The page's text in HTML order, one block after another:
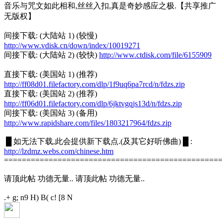
音乐与咒文如此相和,丝丝入扣,真是奇妙感应之极.【共享推广
无版权】
间接下载: (大陆站 1) (较慢)
http://www.vdisk.cn/down/index/10019271
间接下载: (大陆站 2) (较快) http://www.ctdisk.com/file/6155909
直接下载: (美国站 1) (推荐)
http://ff08d01.filefactory.com/dlp/1f9uq6pa7rcd/n/fdzs.zip
直接下载: (美国站 2) (推荐)
http://ff06d01.filefactory.com/dlp/6jktvgqjs13d/n/fdzs.zip
间接下载: (美国站 3) (备用)
http://www.rapidshare.com/files/1803217964/fdzs.zip
█ 如无法下载,此会提供新下载点.(及其它好听佛曲) █ :
http://lzdmz.webs.com/chinese.htm
请顶此帖 功德无量.. 请顶此帖 功德无量..
.+ g; n9 H) B( c! [8 N